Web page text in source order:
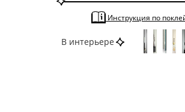
Инструкция по
В интерьере